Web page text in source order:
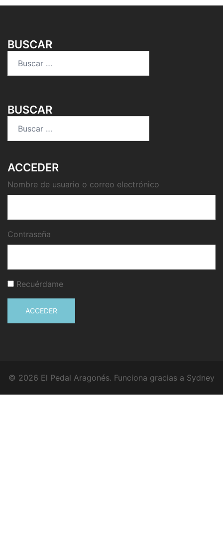
BUSCAR
BUSCAR
ACCEDER
Nombre de usuario o correo electrónico
Contraseña
Recuérdame
ACCEDER
© 2026 El Pedal Aragonés. Funciona gracias a Sydney